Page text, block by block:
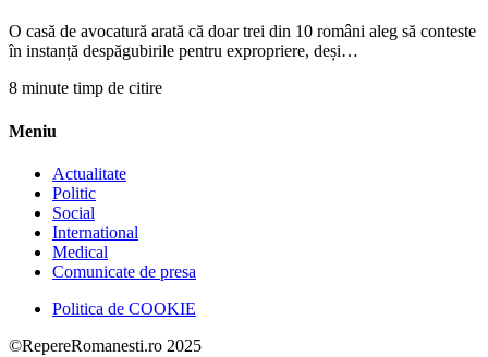
O casă de avocatură arată că doar trei din 10 români aleg să conteste
în instanță despăgubirile pentru expropriere, deși…
8 minute timp de citire
Meniu
Actualitate
Politic
Social
International
Medical
Comunicate de presa
Politica de COOKIE
©RepereRomanesti.ro 2025